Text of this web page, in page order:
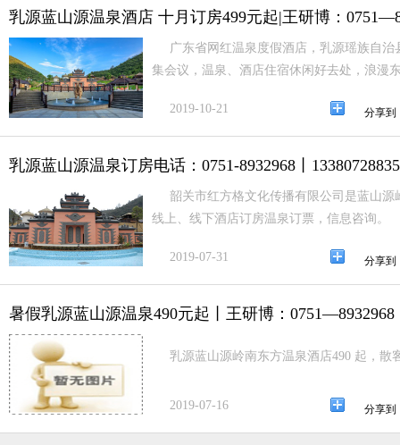
乳源蓝山源温泉酒店 十月订房499元起|王研博：
广东省网红温泉度假酒店，乳源瑶族自
集会议，温泉、酒店住宿休闲好去处，浪漫
2019-10-21 分享到
乳源蓝山源温泉订房电话：0751-8932968丨13380728835
韶关市红方格文化传播有限公司是蓝山
线上、线下酒店订房温泉订票，信息咨询。
2019-07-31 分享到
暑假乳源蓝山源温泉490元起丨王研博：0751—8932968
乳源蓝山源岭南东方温泉酒店490 起，散
2019-07-16 分享到